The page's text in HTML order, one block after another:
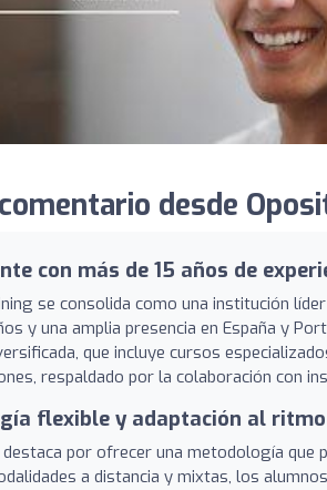
desde
con más de 15 años de
se consolida como una institución
y una amplia presencia en España y
que incluye cursos
respaldado por la colaboración con
flexible y adaptación al
destaca por ofrecer una metodología
a distancia y mixtas, los